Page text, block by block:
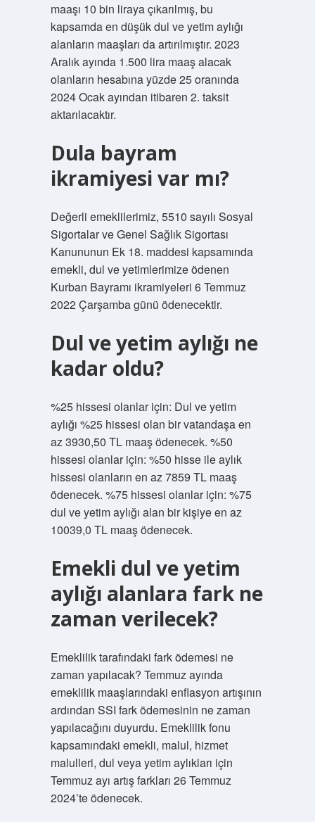
maaşı 10 bin liraya çıkarılmış, bu
kapsamda en düşük dul ve yetim aylığı
alanların maaşları da artırılmıştır. 2023
Aralık ayında 1.500 lira maaş alacak
olanların hesabına yüzde 25 oranında
2024 Ocak ayından itibaren 2. taksit
aktarılacaktır.
Dula bayram
ikramiyesi var mı?
Değerli emeklilerimiz, 5510 sayılı Sosyal
Sigortalar ve Genel Sağlık Sigortası
Kanununun Ek 18. maddesi kapsamında
emekli, dul ve yetimlerimize ödenen
Kurban Bayramı ikramiyeleri 6 Temmuz
2022 Çarşamba günü ödenecektir.
Dul ve yetim aylığı ne
kadar oldu?
%25 hissesi olanlar için: Dul ve yetim
aylığı %25 hissesi olan bir vatandaşa en
az 3930,50 TL maaş ödenecek. %50
hissesi olanlar için: %50 hisse ile aylık
hissesi olanların en az 7859 TL maaş
ödenecek. %75 hissesi olanlar için: %75
dul ve yetim aylığı alan bir kişiye en az
10039,0 TL maaş ödenecek.
Emekli dul ve yetim
aylığı alanlara fark ne
zaman verilecek?
Emeklilik tarafındaki fark ödemesi ne
zaman yapılacak? Temmuz ayında
emeklilik maaşlarındaki enflasyon artışının
ardından SSI fark ödemesinin ne zaman
yapılacağını duyurdu. Emeklilik fonu
kapsamındaki emekli, malul, hizmet
malulleri, dul veya yetim aylıkları için
Temmuz ayı artış farkları 26 Temmuz
2024’te ödenecek.